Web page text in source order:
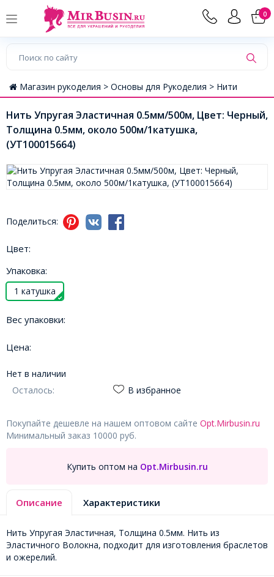
0
Магазин рукоделия > Основы для Рукоделия > Нити
Нить Упругая Эластичная 0.5мм/500м, Цвет: Черный,
Толщина 0.5мм, около 500м/1катушка,
(УТ100015664)
Поделиться:
Цвет:
Упаковка:
1 катушка
Вес упаковки:
Цена:
Нет в наличии
Осталось:
В избранное
Покупайте дешевле на нашем оптовом сайте Opt.Mirbusin.ru
Минимальный заказ 10000 руб.
Купить оптом на Opt.Mirbusin.ru
Описание Характеристики
Нить Упругая Эластичная, Толщина 0.5мм. Нить из
Эластичного Волокна, подходит для изготовления браслетов
и ожерелий.